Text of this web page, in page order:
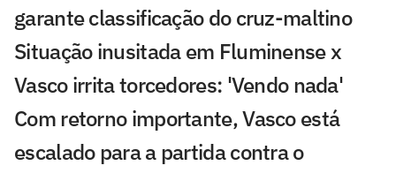
garante classificação do cruz-maltino
Situação inusitada em Fluminense x
Vasco irrita torcedores: 'Vendo nada'
Com retorno importante, Vasco está
escalado para a partida contra o